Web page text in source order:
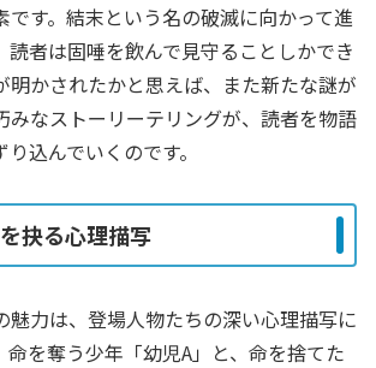
です。結末という名の破滅に向かって進
読者は固唾を飲んで見守ることしかでき
明かされたかと思えば、また新たな謎が
みなストーリーテリングが、読者を物語
込んでいくのです。
抉る心理描写
魅力は、登場人物たちの深い心理描写に
命を奪う少年「幼児A」と、命を捨てた